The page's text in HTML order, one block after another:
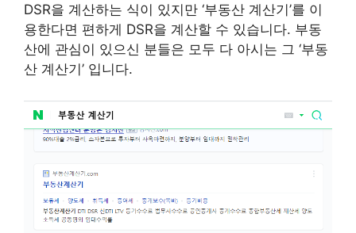
DSR을 계산하는 식이 있지만 ‘부동산 계산기’를 이
용한다면 편하게 DSR을 계산할 수 있습니다. 부동
산에 관심이 있으신 분들은 모두 다 아시는 그 ‘부동
산 계산기’ 입니다.